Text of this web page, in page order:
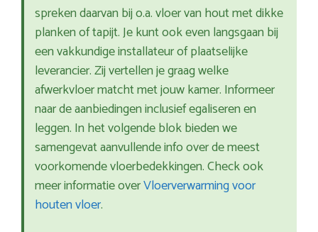
spreken daarvan bij o.a. vloer van hout met dikke
planken of tapijt. Je kunt ook even langsgaan bij
een vakkundige installateur of plaatselijke
leverancier. Zij vertellen je graag welke
afwerkvloer matcht met jouw kamer. Informeer
naar de aanbiedingen inclusief egaliseren en
leggen. In het volgende blok bieden we
samengevat aanvullende info over de meest
voorkomende vloerbedekkingen. Check ook
meer informatie overVloerverwarming voor
houten vloer.